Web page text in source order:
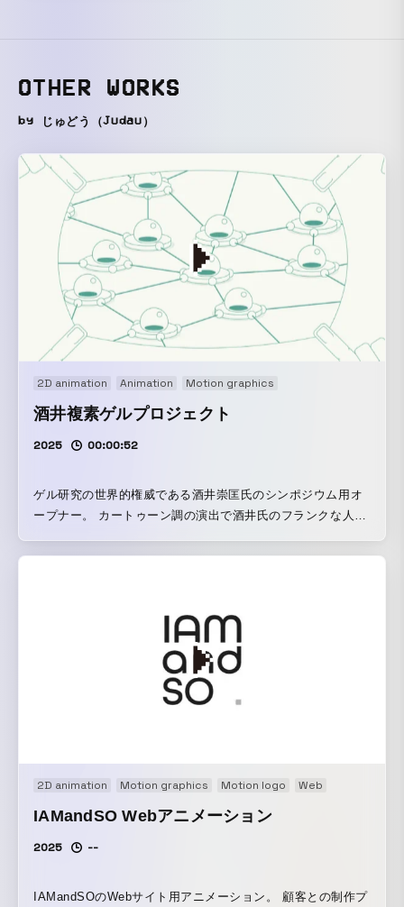
OTHER WORKS
by じゅどう（Judau）
2D animation Animation Motion graphics
酒井複素ゲルプロジェクト
2025 00:00:52
ゲル研究の世界的権威である酒井崇匡氏のシンポジウム用オ
ープナー。 カートゥーン調の演出で酒井氏のフランクな人柄
狙いとしています。 グラフィックは酒井研究室の象徴として
2D animation Motion graphics Motion logo Web
IAMandSO Webアニメーション
2025 --
IAMandSOのWebサイト用アニメーション。 顧客との制作プ